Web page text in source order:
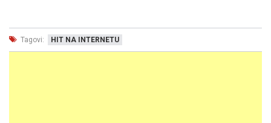
Tagovi: HIT NA INTERNETU